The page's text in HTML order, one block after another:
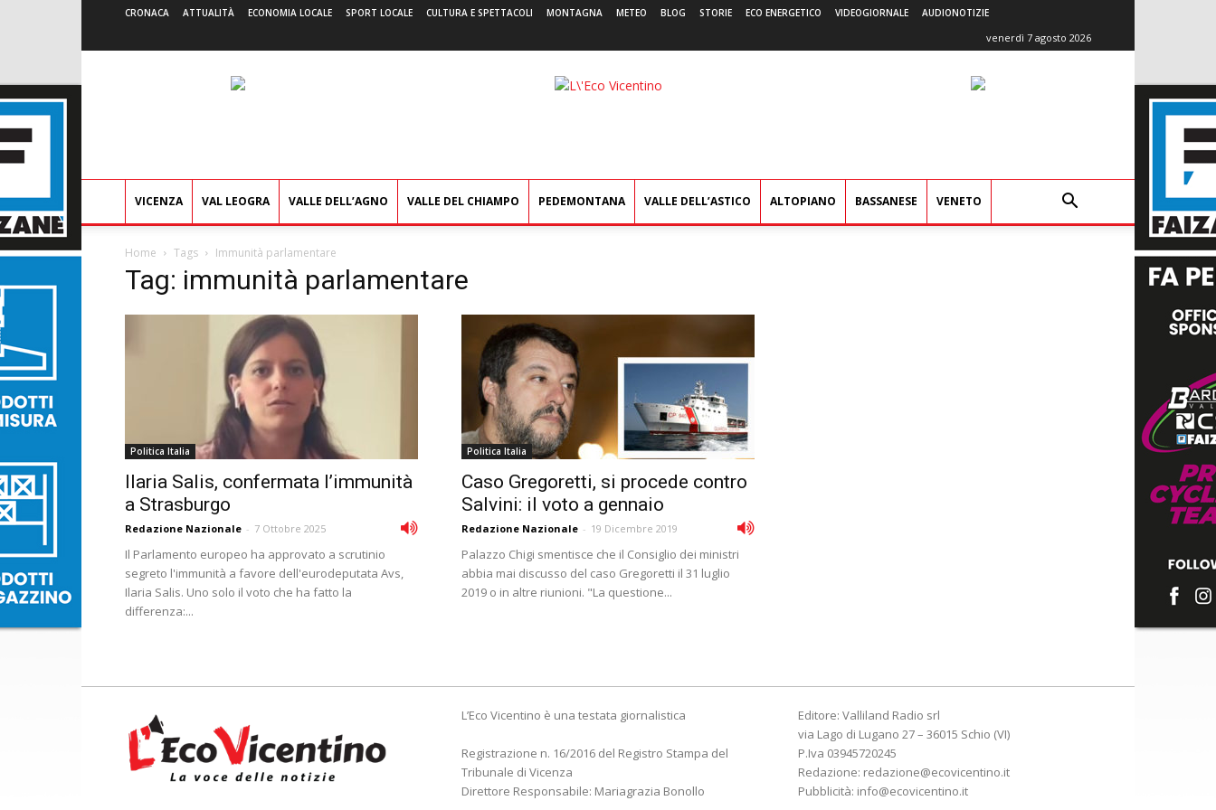
CRONACA ATTUALITÀ ECONOMIA LOCALE SPORT LOCALE CULTURA E SPETTACOLI MONTAGNA METEO BLOG STORIE ECO ENERGETICO VIDEOGIORNALE AUDIONOTIZIE
venerdì 7 agosto 2026
L'Eco
VICENZA VAL LEOGRA VALLE DELL’AGNO VALLE DEL CHIAMPO PEDEMONTANA VALLE DELL’ASTICO ALTOPIANO BASSANESE VENETO
Home Tags Immunità parlamentare
Tag: immunità parlamentare
Politica Italia
Ilaria Salis, confermata l’immunità
a Strasburgo
Redazione Nazionale - 7 Ottobre 2025
Il Parlamento europeo ha approvato a scrutinio
segreto l'immunità a favore dell'eurodeputata Avs,
Ilaria Salis. Uno solo il voto che ha fatto la
differenza:...
Politica Italia
Caso Gregoretti, si procede contro
Salvini: il voto a gennaio
Redazione Nazionale - 19 Dicembre 2019
Palazzo Chigi smentisce che il Consiglio dei ministri
abbia mai discusso del caso Gregoretti il 31 luglio
2019 o in altre riunioni. "La questione...
L’Eco Vicentino è una testata giornalistica
Registrazione n. 16/2016 del Registro Stampa del
Tribunale di Vicenza
Direttore Responsabile: Mariagrazia Bonollo
Editore: Valliland Radio srl
via Lago di Lugano 27 – 36015 Schio (VI)
P.Iva 03945720245
Redazione: redazione@ecovicentino.it
Pubblicità: info@ecovicentino.it